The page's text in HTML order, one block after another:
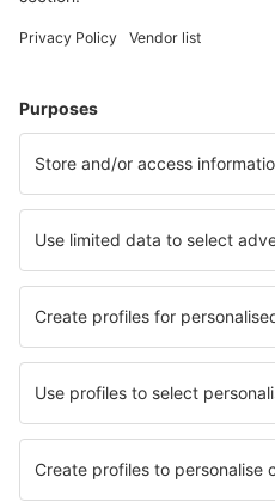
1
Rückflug
16 Sep (Mi.) DUB - FRA
10:40 16:00 4h 20min